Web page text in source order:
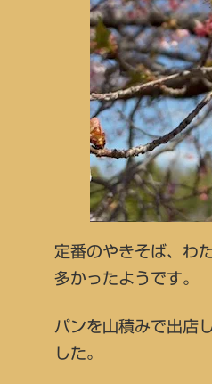
定番のやきそば、わ
多かったようです。
パンを山積みで出店
した。